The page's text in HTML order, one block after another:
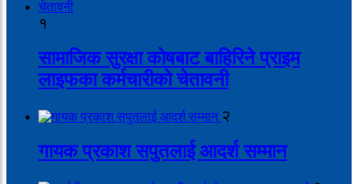
१
सामाजिक सुरक्षा कोषबाट बाहिरिने प्राइम
लाइफका कर्मचारीको चेतावनी
२
गायक प्रकाश सपुतलाई आदर्श सम्मान